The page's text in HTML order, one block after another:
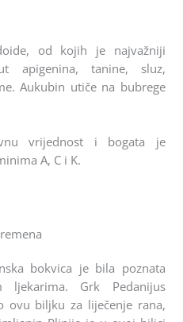
od kojih je najvažniji
apigenina, tanine, sluz,
Aukubin utiče na bubrege
vrijednost i bogata je
A, C i K.
bokvica je bila poznata
Grk Pedanijus
ovu biljku za liječenje rana,